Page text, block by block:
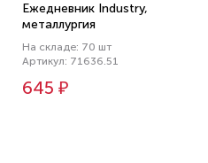
Ежедневник Industry,
металлургия
На складе: 70 шт
Артикул: 71636.51
645 ₽